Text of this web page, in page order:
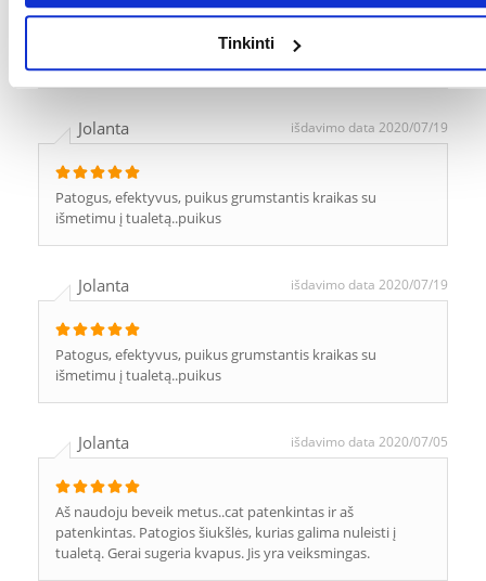
Tinkinti
Jolanta išdavimo data 2020/07/19
Patogus, efektyvus, puikus grumstantis kraikas su
išmetimu į tualetą..puikus
Jolanta išdavimo data 2020/07/19
Patogus, efektyvus, puikus grumstantis kraikas su
išmetimu į tualetą..puikus
Jolanta išdavimo data 2020/07/05
Aš naudoju beveik metus..cat patenkintas ir aš
patenkintas. Patogios šiukšlės, kurias galima nuleisti į
tualetą. Gerai sugeria kvapus. Jis yra veiksmingas.